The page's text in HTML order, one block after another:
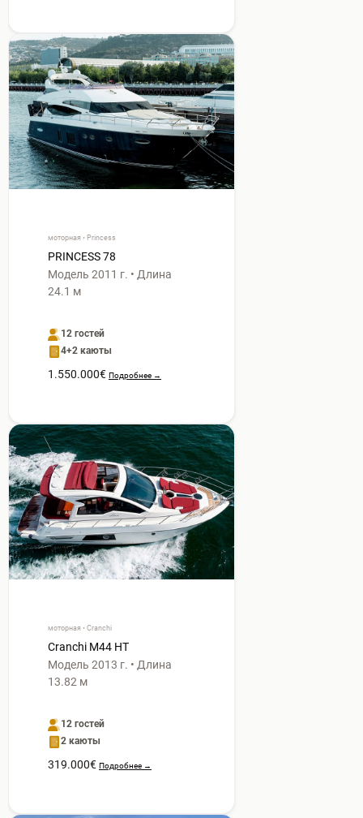
моторная • Princess
PRINCESS 78
Модель 2011 г. • Длина
24.1 м
12 гостей
4+2 каюты
1.550.000€ Подробнее →
моторная • Cranchi
Cranchi M44 HT
Модель 2013 г. • Длина
13.82 м
12 гостей
2 каюты
319.000€ Подробнее →